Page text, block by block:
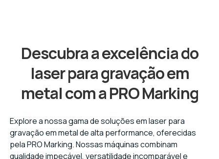
Descubra a excelência do
laser para gravação em
metal com a PRO Marking
Explore a nossa gama de soluções em laser para
gravação em metal de alta performance, oferecidas
pela PRO Marking. Nossas máquinas combinam
qualidade impecável, versatilidade incomparável e